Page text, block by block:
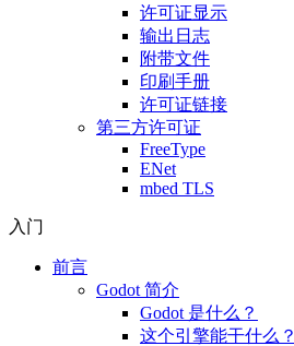
许可证显示
输出日志
附带文件
印刷手册
许可证链接
第三方许可证
FreeType
ENet
mbed TLS
入门
前言
Godot 简介
Godot 是什么？
这个引擎能干什么？